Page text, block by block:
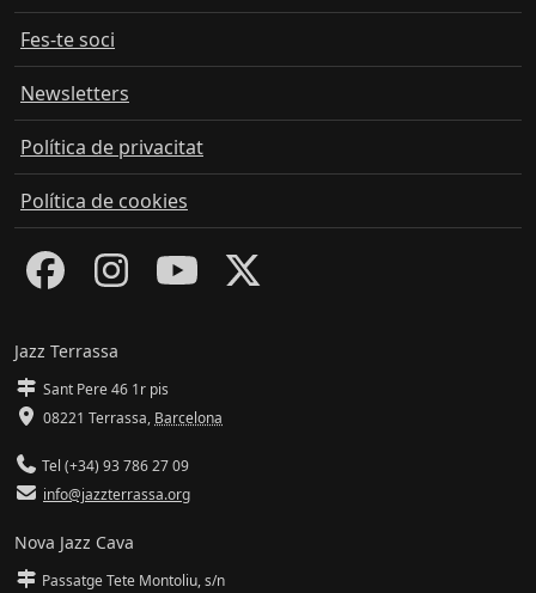
Fes-te soci
Newsletters
Política de privacitat
Política de cookies
Jazz Terrassa
Sant Pere 46 1r pis
08221 Terrassa, Barcelona
Tel (+34) 93 786 27 09
info@jazzterrassa.org
Nova Jazz Cava
Passatge Tete Montoliu, s/n